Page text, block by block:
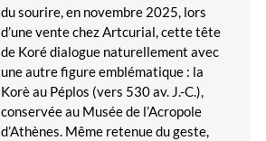
du sourire, en novembre 2025, lors
d’une vente chez Artcurial, cette tête
de Koré dialogue naturellement avec
une autre figure emblématique : la
Korè au Péplos (vers 530 av. J.-C.),
conservée au Musée de l’Acropole
d’Athènes. Même retenue du geste,